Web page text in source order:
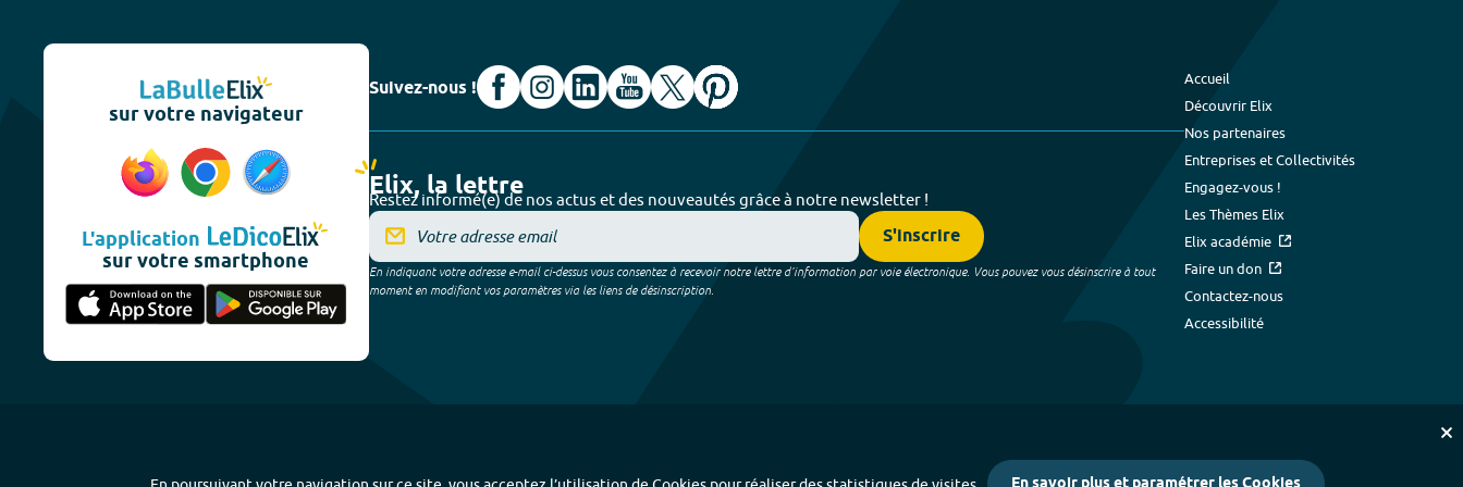
sur votre navigateur
L'application
sur votre smartphone
Suivez-nous !
Elix, la lettre
Restez informé(e) de nos actus et des nouveautés grâce à notre newsletter !
S'inscrire
En indiquant votre adresse e-mail ci-dessus vous consentez à recevoir notre lettre d’information par voie électronique. Vous pouvez vous désinscrire à tout
moment en modifiant vos paramètres via les liens de désinscription.
Accueil
Découvrir Elix
Nos partenaires
Entreprises et Collectivités
Engagez-vous !
Les Thèmes Elix
Elix académie
Faire un don
Contactez-nous
Accessibilité